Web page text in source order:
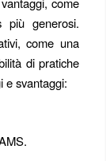
più generosi.
come una
di pratiche
e svantaggi: